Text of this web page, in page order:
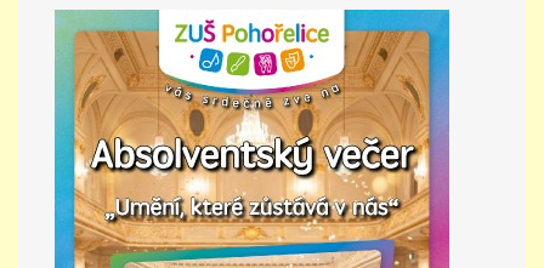
DOTACE
GDPR
ZUŠ Pohořelice